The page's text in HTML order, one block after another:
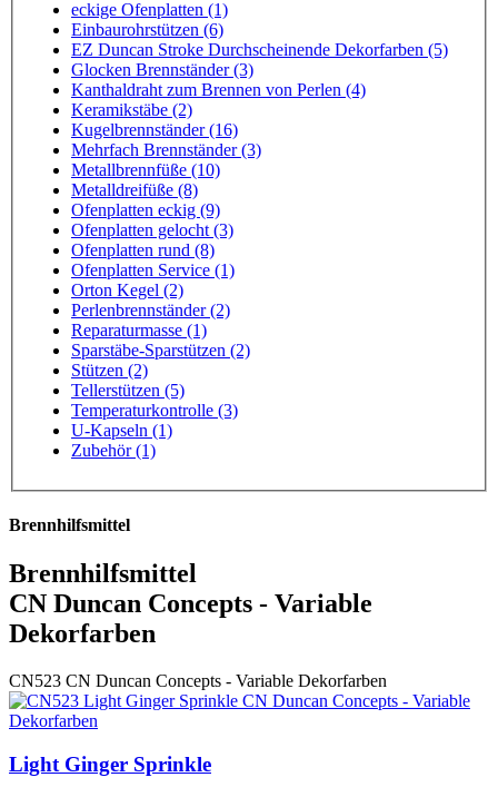
eckige Ofenplatten (1)
Einbaurohrstützen (6)
EZ Duncan Stroke Durchscheinende Dekorfarben (5)
Glocken Brennständer (3)
Kanthaldraht zum Brennen von Perlen (4)
Keramikstäbe (2)
Kugelbrennständer (16)
Mehrfach Brennständer (3)
Metallbrennfüße (10)
Metalldreifüße (8)
Ofenplatten eckig (9)
Ofenplatten gelocht (3)
Ofenplatten rund (8)
Ofenplatten Service (1)
Orton Kegel (2)
Perlenbrennständer (2)
Reparaturmasse (1)
Sparstäbe-Sparstützen (2)
Stützen (2)
Tellerstützen (5)
Temperaturkontrolle (3)
U-Kapseln (1)
Zubehör (1)
Brennhilfsmittel
Brennhilfsmittel
CN Duncan Concepts - Variable
Dekorfarben
CN523 CN Duncan Concepts - Variable Dekorfarben
Light Ginger Sprinkle